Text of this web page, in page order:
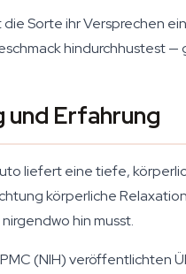
die Sorte ihr Versprechen
hindurchhustest —
und Erfahrung
liefert eine tiefe,
körperliche
hin musst.
(NIH) veröffentlichten